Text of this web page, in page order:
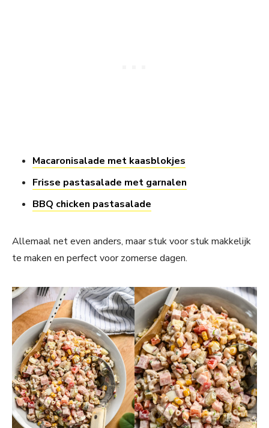
Macaronisalade met kaasblokjes
Frisse pastasalade met garnalen
BBQ chicken pastasalade
Allemaal net even anders, maar stuk voor stuk makkelijk
te maken en perfect voor zomerse dagen.